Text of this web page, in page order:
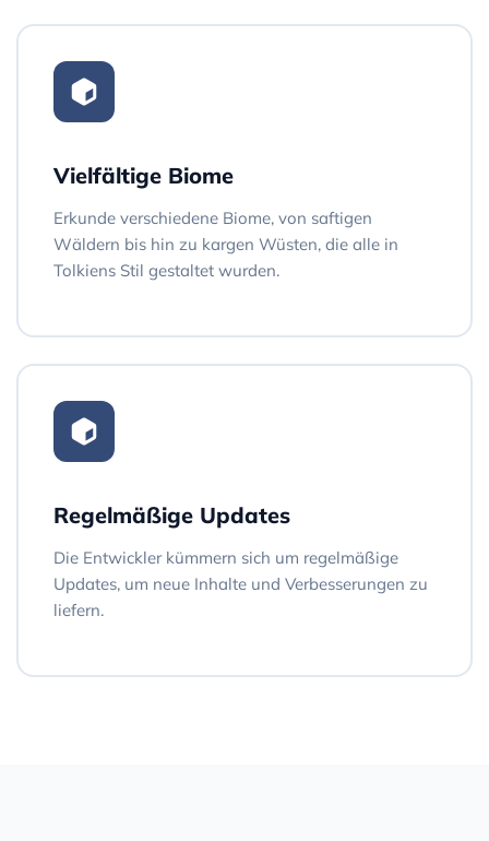
Vielfältige Biome
Erkunde verschiedene Biome, von saftigen
Wäldern bis hin zu kargen Wüsten, die alle in
Tolkiens Stil gestaltet wurden.
Regelmäßige Updates
Die Entwickler kümmern sich um regelmäßige
Updates, um neue Inhalte und Verbesserungen zu
liefern.